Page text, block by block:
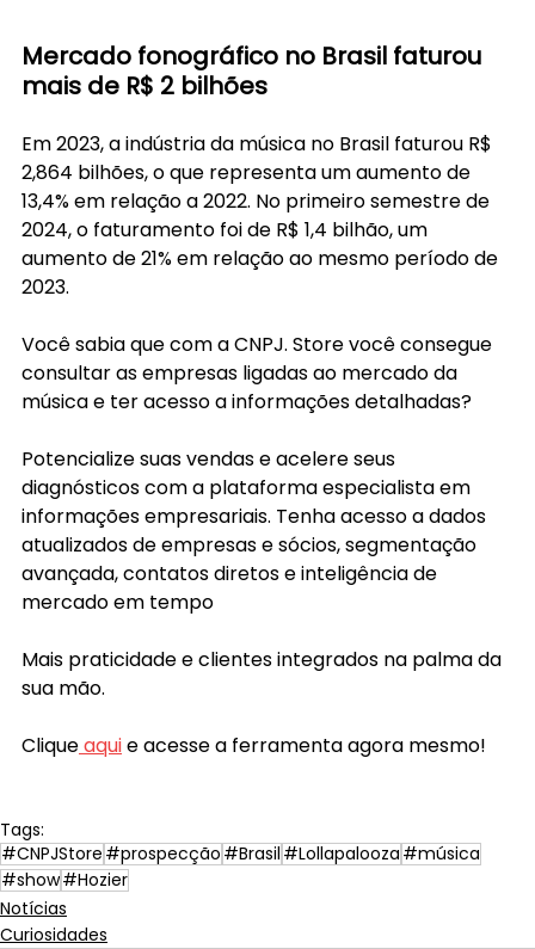
Mercado fonográfico no Brasil faturou
mais de R$ 2 bilhões
Em 2023, a indústria da música no Brasil faturou R$
2,864 bilhões, o que representa um aumento de
13,4% em relação a 2022. No primeiro semestre de
2024, o faturamento foi de R$ 1,4 bilhão, um
aumento de 21% em relação ao mesmo período de
2023.
Você sabia que com a CNPJ. Store você consegue
consultar as empresas ligadas ao mercado da
música e ter acesso a informações detalhadas?
Potencialize suas vendas e acelere seus
diagnósticos com a plataforma especialista em
informações empresariais. Tenha acesso a dados
atualizados de empresas e sócios, segmentação
avançada, contatos diretos e inteligência de
mercado em tempo
Mais praticidade e clientes integrados na palma da
sua mão.
Clique aqui e acesse a ferramenta agora mesmo!
Tags:
#CNPJStore #prospecção #Brasil #Lollapalooza #música
#show#Hozier
Notícias
Curiosidades